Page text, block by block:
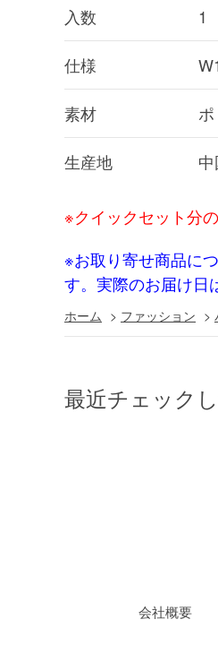
入数 1
仕様
素材
生産地
※クイックセット分
※お取り寄せ商品に
す。実際のお届け日
ホーム > ファッション >
最近チェック
会社概要